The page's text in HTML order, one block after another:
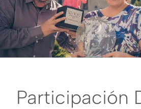
Participación